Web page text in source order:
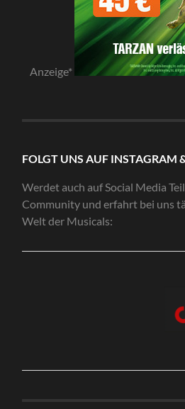
Anzeige*
FOLGT UNS AUF INSTAGRAM
Werdet auch auf Social Media
Community und erfahrt bei uns
Welt der Musicals: